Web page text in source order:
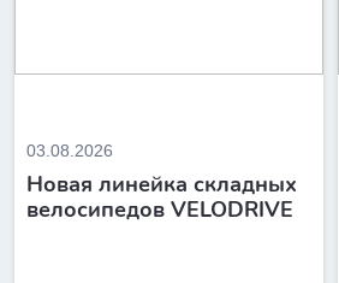
03.08.2026
Новая линейка складных
велосипедов VELODRIVE